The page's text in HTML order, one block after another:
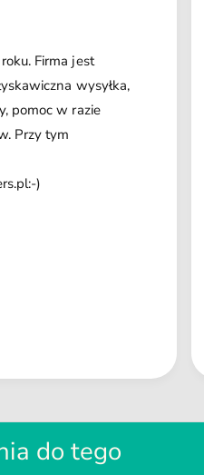
Firma jest
wysyłka,
pomoc w razie
Przy tym
)
do tego